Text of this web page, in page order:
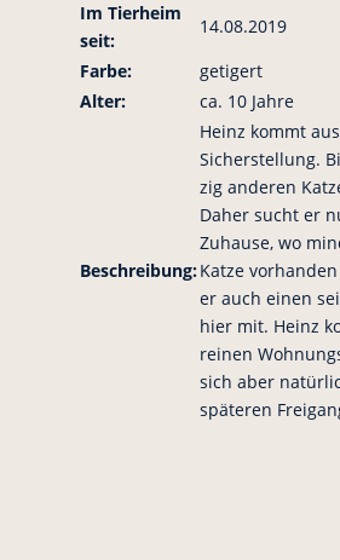
Im Tierheim
seit:
14.08.2019
Farbe:
getigert
Alter:
ca. 10 Jahre
Beschreibung:
Heinz kommt
Sicherstellung.
zig anderen
Daher sucht er
Zuhause, wo
Katze
er auch einen
hier mit. Heinz
reinen
sich aber
späteren